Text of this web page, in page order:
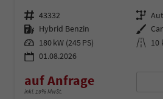
Fahrzeugnr. 43332 Getriebe
Kraftstoff Hybrid Benzin Außenfarbe
Leistung 180 kW (245 PS) Kilometerstand 10
01.08.2026
auf Anfrage
inkl. 19% MwSt.